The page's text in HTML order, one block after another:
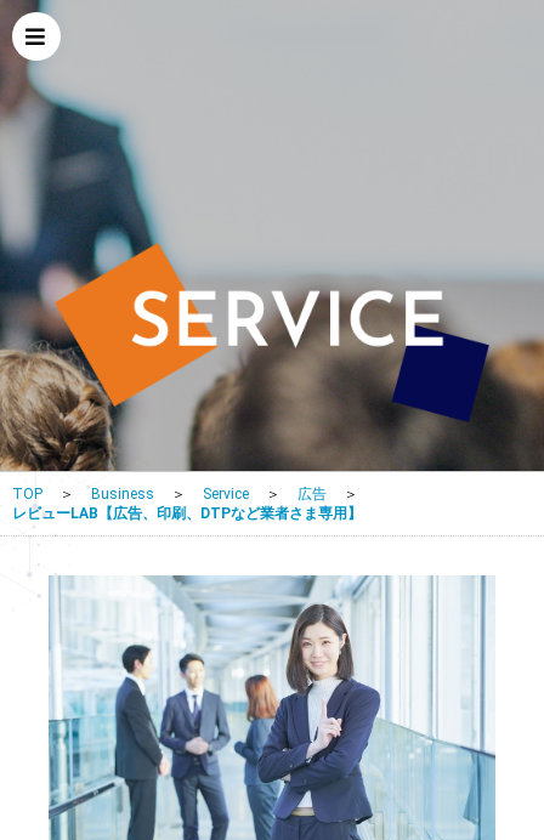
TOP ＞ Business ＞ Service ＞ 広告
＞
レビューLAB【広告、印刷、DTPなど業者さま専用】